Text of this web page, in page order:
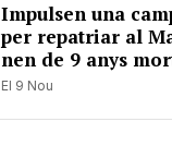
Impulsen una
per repatriar al
nen de 9 anys
El 9 Nou